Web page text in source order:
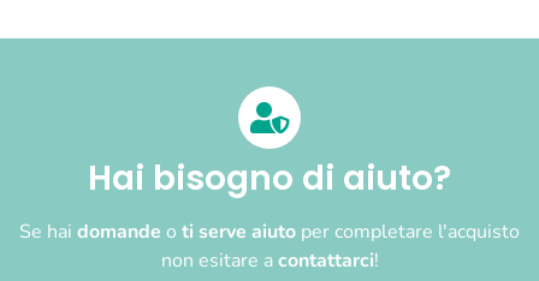
Hai bisogno di aiuto?
Se hai domande o ti serve aiuto per completare l'acquisto
non esitare acontattarci!